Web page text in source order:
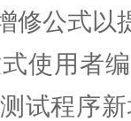
修公式以
使用者
试程序